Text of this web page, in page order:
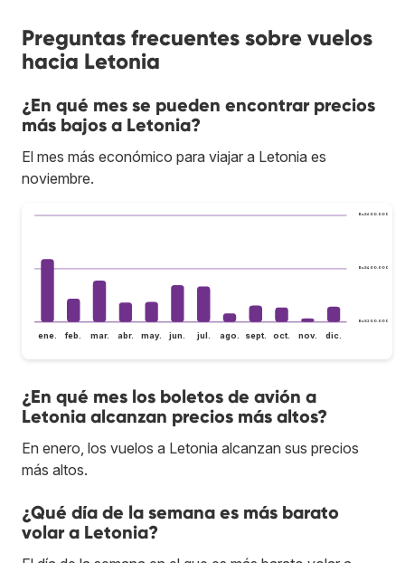
Preguntas frecuentes sobre vuelos
hacia Letonia
¿En qué mes se pueden encontrar precios
más bajos a Letonia?
El mes más económico para viajar a Letonia es
noviembre.
Bs.S200.000
Bs.S400.000
Bs.S600.000
ene. feb. mar. abr. may. jun. jul. ago. sept. oct. nov. dic.
¿En qué mes los boletos de avión a
Letonia alcanzan precios más altos?
En enero, los vuelos a Letonia alcanzan sus precios
más altos.
¿Qué día de la semana es más barato
volar a Letonia?